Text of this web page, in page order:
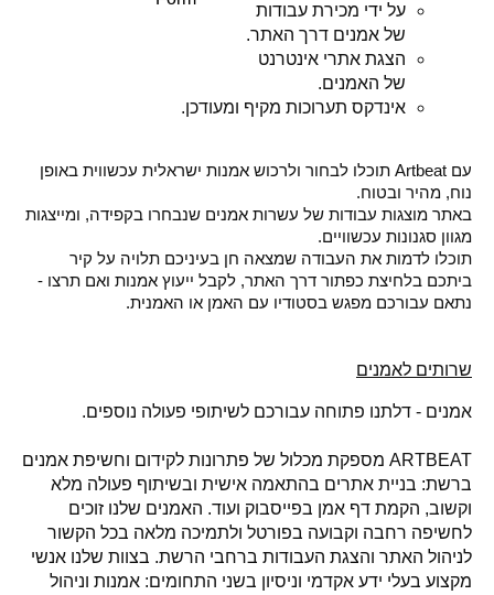
על ידי מכירת עבודות
של אמנים דרך האתר.
הצגת אתרי אינטרנט
של האמנים.
אינדקס תערוכות מקיף ומעודכן.
עם Artbeat תוכלו לבחור ולרכוש אמנות ישראלית עכשווית באופן
נוח, מהיר ובטוח.
באתר מוצגות עבודות של עשרות אמנים שנבחרו בקפידה, ומייצגות
מגוון סגנונות עכשוויים.
תוכלו לדמות את העבודה שמצאה חן בעיניכם תלויה על קיר
ביתכם בלחיצת כפתור דרך האתר, לקבל ייעוץ אמנות ואם תרצו -
נתאם עבורכם מפגש בסטודיו עם האמן או האמנית.
שרותים לאמנים
אמנים - דלתנו פתוחה עבורכם לשיתופי פעולה נוספים.
ARTBEAT מספקת מכלול של פתרונות לקידום וחשיפת אמנים
ברשת: בניית אתרים בהתאמה אישית ובשיתוף פעולה מלא
וקשוב, הקמת דף אמן בפייסבוק ועוד. האמנים שלנו זוכים
לחשיפה רחבה וקבועה בפורטל ולתמיכה מלאה בכל הקשור
לניהול האתר והצגת העבודות ברחבי הרשת. בצוות שלנו אנשי
מקצוע בעלי ידע אקדמי וניסיון בשני התחומים: אמנות וניהול